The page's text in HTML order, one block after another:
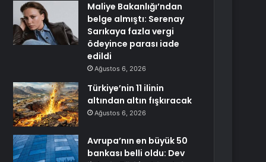
Maliye Bakanlığı’ndan
belge almıştı: Serenay
Sarıkaya fazla vergi
ödeyince parası iade
edildi
Ağustos 6, 2026
Türkiye’nin 11 ilinin
altından altın fışkıracak
Ağustos 6, 2026
Avrupa’nın en büyük 50
bankası belli oldu: Dev